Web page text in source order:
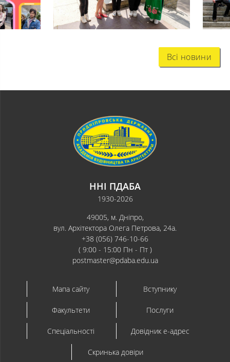
Всі новини
ННІ ПДАБА
1930-2026
49005, м. Дніпро,
вул. Архітектора Олега Петрова, 24а.
+38 (056) 746-10-66
( 9:00 - 15:00 Пн - Пт )
postmaster@pdaba.edu.ua
Мапа сайту Вступнику
Факультети Послуги
Спеціальності Довідник e-адрес
Скринька довіри